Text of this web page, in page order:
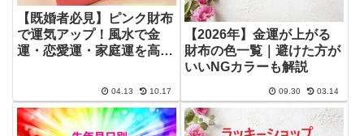
【既婚者必見】ピンク財布
で運気アップ！風水で金
運・恋愛運・家庭運を高め
04.13 10.17
【2026年】金運が上がる
財布の色一覧｜避けた方が
いいNGカラーも解説
09.30 03.14